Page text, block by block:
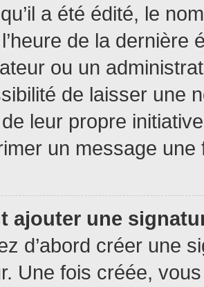
a été édité, le
de la dernière
ou un
de laisser une
leur propre
un message une
ajouter une
d’abord créer une
Une fois créée,